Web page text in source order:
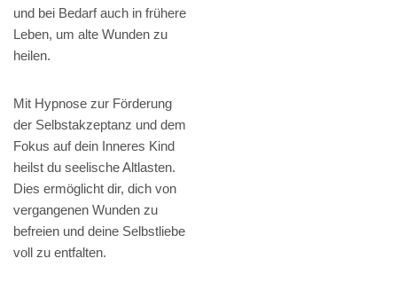
und bei Bedarf auch in frühere
Leben, um alte Wunden zu
heilen.
Mit Hypnose zur Förderung
der Selbstakzeptanz und dem
Fokus auf dein Inneres Kind
heilst du seelische Altlasten.
Dies ermöglicht dir, dich von
vergangenen Wunden zu
befreien und deine Selbstliebe
voll zu entfalten.